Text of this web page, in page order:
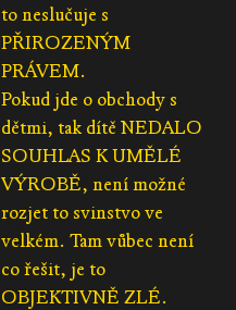
to neslučuje s
PŘIROZENÝM
PRÁVEM.
Pokud jde o obchody s
dětmi, tak dítě NEDALO
SOUHLAS K UMĚLÉ
VÝROBĚ, není možné
rozjet to svinstvo ve
velkém. Tam vůbec není
co řešit, je to
OBJEKTIVNĚ ZLÉ.